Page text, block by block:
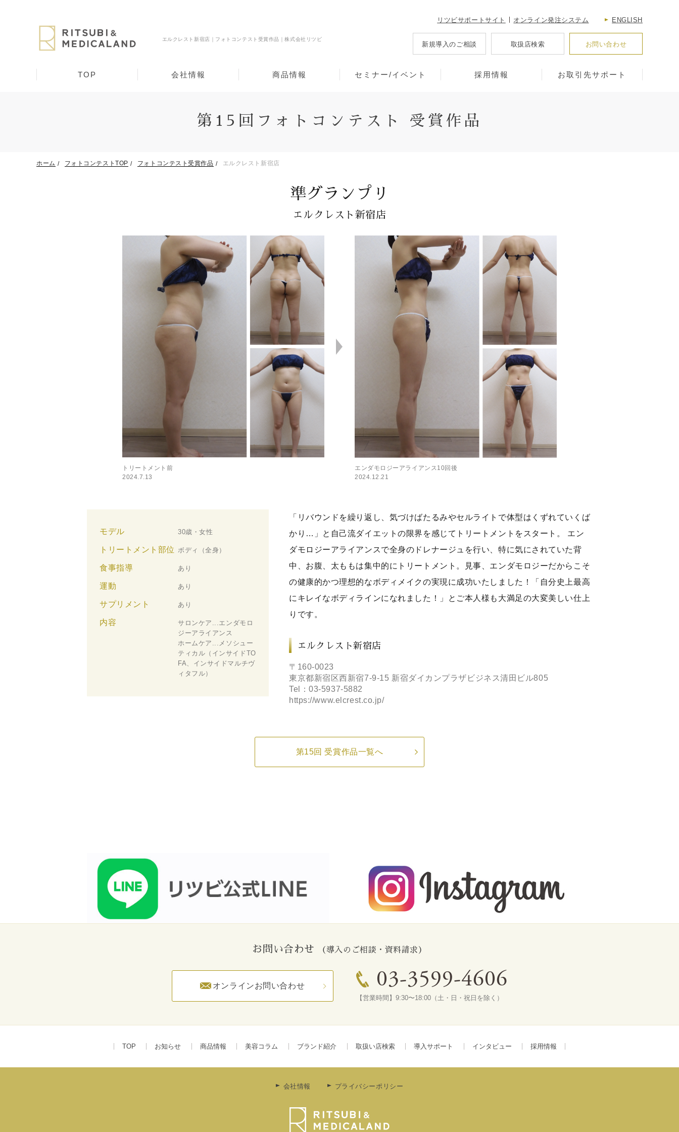
リツビサポートサイト オンライン発注システム ENGLISH
エルクレスト新宿店｜フォトコンテスト受賞作品｜株式会社リツビ
新規導入のご相談 取扱店検索 お問い合わせ
TOP 会社情報 商品情報 セミナー/イベント 採用情報 お取引先サポート
第15回フォトコンテスト 受賞作品
ホーム フォトコンテストTOP フォトコンテスト受賞作品 エルクレスト新宿店
準グランプリ
エルクレスト新宿店
トリートメント前
2024.7.13
エンダモロジーアライアンス10回後
2024.12.21
モデル 30歳・女性
トリートメント部位 ボディ（全身）
食事指導 あり
運動 あり
サプリメント あり
内容
サロンケア...エンダモロ
ジーアライアンス
ホームケア...メソシュー
ティカル（インサイドTO
FA、インサイドマルチヴ
ィタフル）
「リバウンドを繰り返し、気づけばたるみやセルライトで体型はくずれていくば
かり…」と自己流ダイエットの限界を感じてトリートメントをスタート。 エン
ダモロジーアライアンスで全身のドレナージュを行い、特に気にされていた背
中、お腹、太ももは集中的にトリートメント。見事、エンダモロジーだからこそ
の健康的かつ理想的なボディメイクの実現に成功いたしました！「自分史上最高
にキレイなボディラインになれました！」とご本人様も大満足の大変美しい仕上
りです。
エルクレスト新宿店
〒160-0023
東京都新宿区西新宿7-9-15 新宿ダイカンプラザビジネス清田ビル805
Tel：03-5937-5882
https://www.elcrest.co.jp/
第15回 受賞作品一覧へ
お問い合わせ （導入のご相談・資料請求）
オンラインお問い合わせ 03-3599-4606
【営業時間】9:30〜18:00（土・日・祝日を除く）
TOP お知らせ 商品情報 美容コラム ブランド紹介 取扱い店検索 導入サポート インタビュー 採用情報
会社情報 プライバシーポリシー